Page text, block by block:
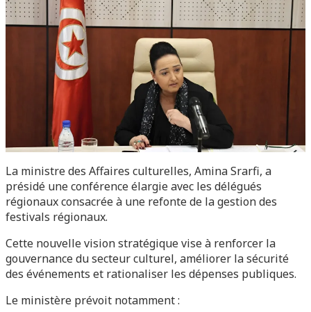
La ministre des Affaires culturelles, Amina Srarfi, a
présidé une conférence élargie avec les délégués
régionaux consacrée à une refonte de la gestion des
festivals régionaux.
Cette nouvelle vision stratégique vise à renforcer la
gouvernance du secteur culturel, améliorer la sécurité
des événements et rationaliser les dépenses publiques.
Le ministère prévoit notamment :